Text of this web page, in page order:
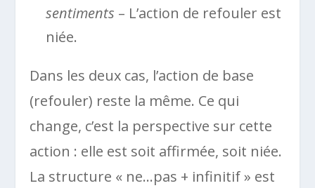
sentiments – L’action de refouler est
niée.
Dans les deux cas, l’action de base
(refouler) reste la même. Ce qui
change, c’est la perspective sur cette
action : elle est soit affirmée, soit niée.
La structure « ne…pas + infinitif » est